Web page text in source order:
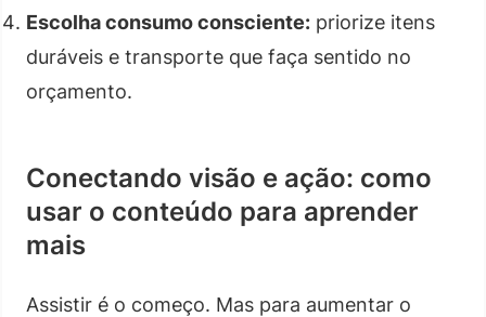
Escolha consumo consciente: priorize itens
duráveis e transporte que faça sentido no
orçamento.
Conectando visão e ação: como
usar o conteúdo para aprender
mais
Assistir é o começo. Mas para aumentar o